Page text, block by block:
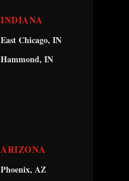
INDIANA
East Chicago, IN
Hammond, IN
ARIZONA
Phoenix, AZ